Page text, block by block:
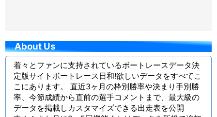
About Us
着々とファンに支持されているボートレースデータ決
定版サイトボートレース日和!欲しいデータをすべてこ
こにあります。 直近3ヶ月の枠別勝率や決まり手別勝
率、今節成績から直前の選手コメントまで、最大級の
データを掲載しカスタマイズできる出走表を公開